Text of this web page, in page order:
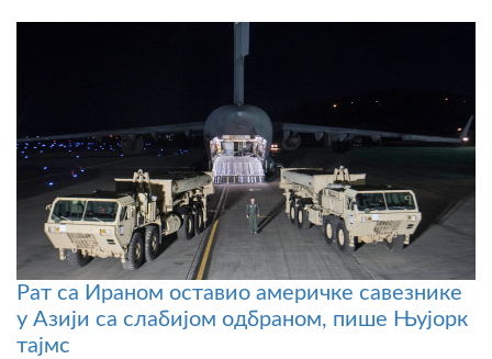
Рат са Ираном оставио америчке савезнике
у Азији са слабијом одбраном, пише Њујорк
тајмс